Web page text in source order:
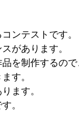
ンテストです。
があります。
を制作するので
す。
ます。
。